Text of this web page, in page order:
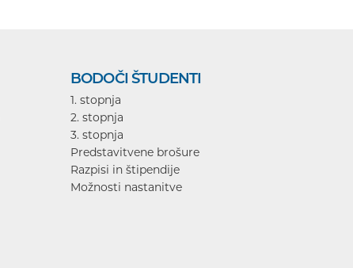
BODOČI ŠTUDENTI
1. stopnja
2. stopnja
3. stopnja
Predstavitvene brošure
Razpisi in štipendije
Možnosti nastanitve